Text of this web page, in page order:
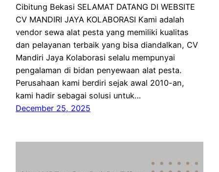
Cibitung Bekasi SELAMAT DATANG DI WEBSITE
CV MANDIRI JAYA KOLABORASI Kami adalah
vendor sewa alat pesta yang memiliki kualitas
dan pelayanan terbaik yang bisa diandalkan, CV
Mandiri Jaya Kolaborasi selalu mempunyai
pengalaman di bidan penyewaan alat pesta.
Perusahaan kami berdiri sejak awal 2010-an,
kami hadir sebagai solusi untuk…
December 25, 2025